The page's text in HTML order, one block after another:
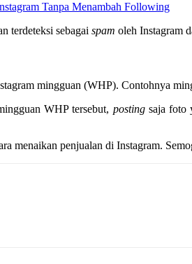
Tanpa Menambah Following
terdeteksi sebagai spam oleh Instagram
mingguan (WHP). Contohnya
WHP tersebut, postingsaja foto
menaikan penjualan di Instagram.